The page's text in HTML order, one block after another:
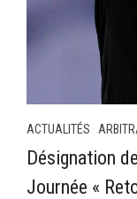
ACTUALITÉS ·
Désignation
Journée «